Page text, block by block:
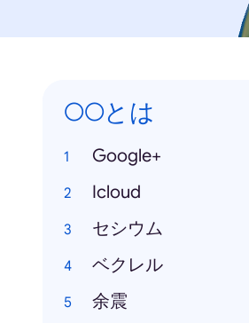
○○とは
Google+
Icloud
セシウム
ベクレル
余震